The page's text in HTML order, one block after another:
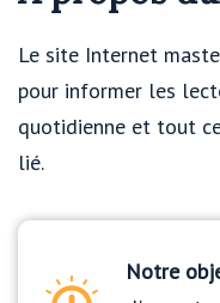
Le site Internet
pour informer les
quotidienne et tout
lié.
Notre